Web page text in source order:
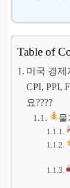
Table of
미국 경제
CPI, PPI,
요????
물